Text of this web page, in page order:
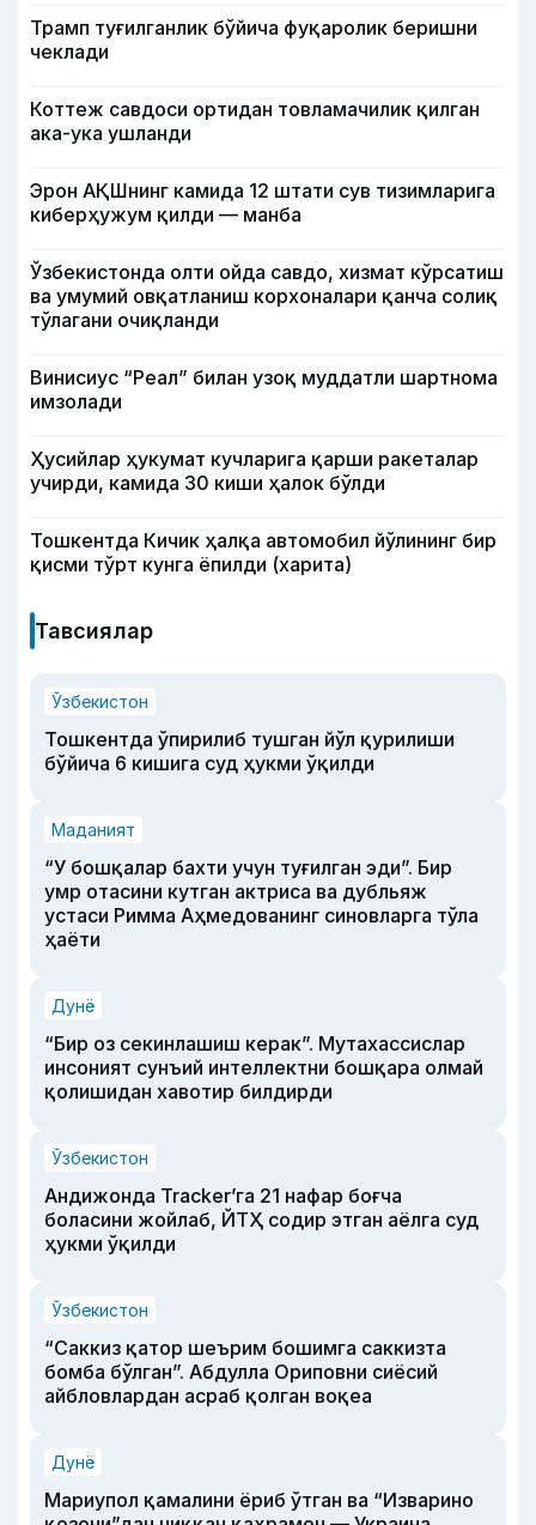
Трамп туғилганлик бўйича фуқаролик беришни
чеклади
Коттеж савдоси ортидан товламачилик қилган
ака-ука ушланди
Эрон АҚШнинг камида 12 штати сув тизимларига
киберҳужум қилди — манба
Ўзбекистонда олти ойда савдо, хизмат кўрсатиш
ва умумий овқатланиш корхоналари қанча солиқ
тўлагани очиқланди
Винисиус “Реал” билан узоқ муддатли шартнома
имзолади
Ҳусийлар ҳукумат кучларига қарши ракеталар
учирди, камида 30 киши ҳалок бўлди
Тошкентда Кичик ҳалқа автомобил йўлининг бир
қисми тўрт кунга ёпилди (харита)
Тавсиялар
Ўзбекистон
Тошкентда ўпирилиб тушган йўл қурилиши
бўйича 6 кишига суд ҳукми ўқилди
Маданият
“У бошқалар бахти учун туғилган эди”. Бир
умр отасини кутган актриса ва дубльяж
устаси Римма Аҳмедованинг синовларга тўла
ҳаёти
Дунё
“Бир оз секинлашиш керак”. Мутахассислар
инсоният сунъий интеллектни бошқара олмай
қолишидан хавотир билдирди
Ўзбекистон
Андижонда Tracker’га 21 нафар боғча
боласини жойлаб, ЙТҲ содир этган аёлга суд
ҳукми ўқилди
Ўзбекистон
“Саккиз қатор шеърим бошимга саккизта
бомба бўлган”. Абдулла Ориповни сиёсий
айбловлардан асраб қолган воқеа
Дунё
Мариупол қамалини ёриб ўтган ва “Изварино